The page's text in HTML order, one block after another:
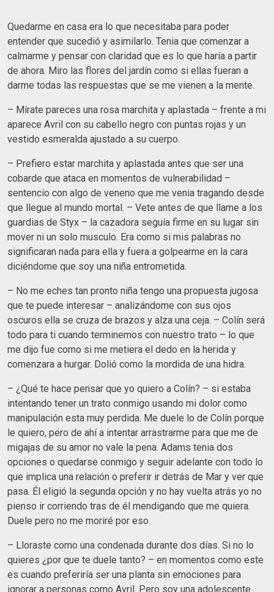
Quedarme en casa era lo que necesitaba para poder
entender que sucedió y asimilarlo. Tenia que comenzar a
calmarme y pensar con claridad que es lo que haría a partir
de ahora. Miro las flores del jardín como si ellas fueran a
darme todas las respuestas que se me vienen a la mente.
– Mírate pareces una rosa marchita y aplastada – frente a mi
aparece Avril con su cabello negro con puntas rojas y un
vestido esmeralda ajustado a su cuerpo.
– Prefiero estar marchita y aplastada antes que ser una
cobarde que ataca en momentos de vulnerabilidad –
sentencio con algo de veneno que me venia tragando desde
que llegue al mundo mortal. – Vete antes de que llame a los
guardias de Styx – la cazadora seguía firme en su lugar sin
mover ni un solo musculo. Era como si mis palabras no
significaran nada para ella y fuera a golpearme en la cara
diciéndome que soy una niña entrometida.
– No me eches tan pronto niña tengo una propuesta jugosa
que te puede interesar – analizándome con sus ojos
oscuros ella se cruza de brazos y alza una ceja. – Colín será
todo para ti cuando terminemos con nuestro trato – lo que
me dijo fue como si me metiera el dedo en la herida y
comenzara a hurgar. Dolió como la mordida de una hidra.
– ¿Qué te hace pensar que yo quiero a Colín? – si estaba
intentando tener un trato conmigo usando mi dolor como
manipulación esta muy perdida. Me duele lo de Colín porque
le quiero, pero de ahí a intentar arrastrarme para que me de
migajas de su amor no vale la pena. Adams tenia dos
opciones o quedarse conmigo y seguir adelante con todo lo
que implica una relación o preferir ir detrás de Mar y ver que
pasa. Él eligió la segunda opción y no hay vuelta atrás yo no
pienso ir corriendo tras de él mendigando que me quiera.
Duele pero no me moriré por eso.
– Lloraste como una condenada durante dos días. Si no lo
quieres ¿por que te duele tanto? – en momentos como este
es cuando preferiría ser una planta sin emociones para
ignorar a personas como Avril. Pero soy una adolescente